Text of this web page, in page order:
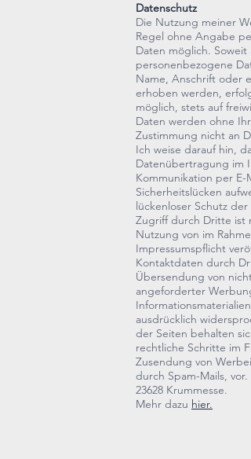
Datenschutz
Die Nutzung meiner
Regel ohne Angabe
Daten möglich. Soweit
personenbezogene
Name, Anschrift oder
erhoben werden,
möglich, stets auf
Daten werden ohne
Zustimmung nicht an
Ich weise darauf hin,
Datenübertragung im
Kommunikation per E-
Sicherheitslücken
lückenloser Schutz der
Zugriff durch Dritte ist
Nutzung von im
Impressumspflicht
Kontaktdaten durch
Übersendung von nicht
angeforderter
ausdrücklich
der Seiten behalten
rechtliche Schritte im
Zusendung von
durch Spam-Mails, vor.
23628 Krummesse.
Mehr dazu hier.